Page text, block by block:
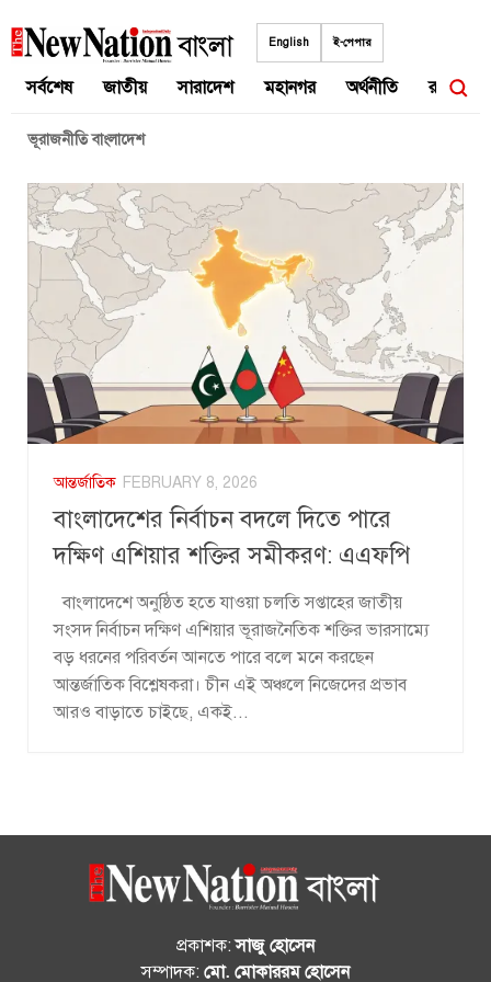
to
English ই-পেপার
সর্বশেষ জাতীয় সারাদেশ মহানগর অর্থনীতি রাজনীতি
ভূরাজনীতি বাংলাদেশ
আন্তর্জাতিক FEBRUARY 8, 2026
বাংলাদেশের নির্বাচন বদলে দিতে পারে
দক্ষিণ এশিয়ার শক্তির সমীকরণ: এএফপি
বাংলাদেশে অনুষ্ঠিত হতে যাওয়া চলতি সপ্তাহের জাতীয়
সংসদ নির্বাচন দক্ষিণ এশিয়ার ভূরাজনৈতিক শক্তির ভারসাম্যে
বড় ধরনের পরিবর্তন আনতে পারে বলে মনে করছেন
আন্তর্জাতিক বিশ্লেষকরা। চীন এই অঞ্চলে নিজেদের প্রভাব
আরও বাড়াতে চাইছে, একই...
প্রকাশক:সাজু হোসেন
সম্পাদক: মো. মোকাররম হোসেন